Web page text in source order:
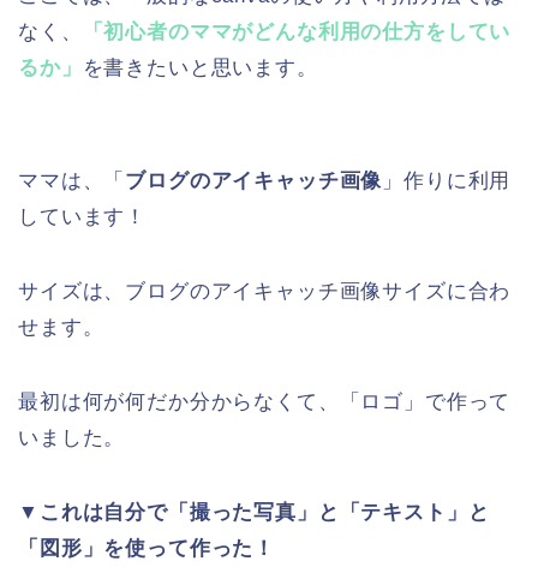
なく、
「初心者のママがどんな利用の仕方をしてい
るか」
を書きたいと思います。
ママは、「 ブログのアイキャッチ画像 」作りに利用
しています！
サイズは、ブログのアイキャッチ画像サイズに合わ
せます。
最初は何が何だか分からなくて、「ロゴ」で作って
いました。
▼これは自分で「撮った写真」と「テキスト」と
「図形」を使って作った！